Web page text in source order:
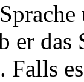
er das
Falls